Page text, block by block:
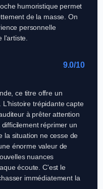
humoristique permet
de la masse. On
personnelle
l'artiste.
9.0/10
ce titre offre un
trépidante capte
à prêter attention
réprimer un
la situation ne cesse de
énorme valeur de
nuances
écoute. C'est le
immédiatement la